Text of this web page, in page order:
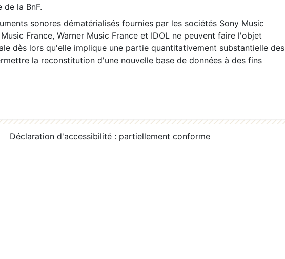
la BnF.
sonores dématérialisés fournies par les sociétés Sony Music
France, Warner Music France et IDOL ne peuvent faire l'objet
dès lors qu'elle implique une partie quantitativement substantielle des
la reconstitution d'une nouvelle base de données à des fins
Déclaration d'accessibilité : partiellement conforme